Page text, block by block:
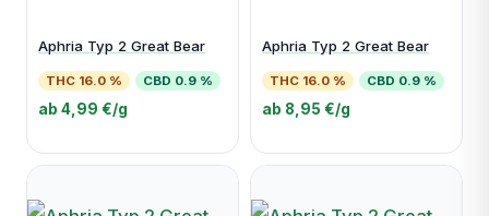
Aphria Typ 2 Great Bear
THC 16.0 % CBD 0.9 %
ab 4,99 €/g
Aphria Typ 2 Great Bear
THC 16.0 % CBD 0.9 %
ab 8,95 €/g